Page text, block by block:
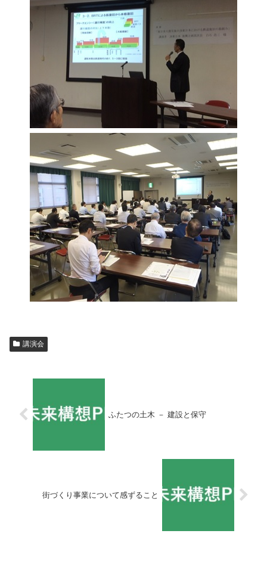
講演会
ふたつの土木 － 建設と保守
街づくり事業について感ずること